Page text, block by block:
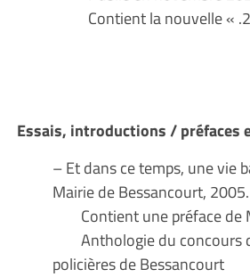
Contient la nouvelle «
Essais, introductions / préfaces
– Et dans ce temps, une vie
Mairie de Bessancourt, 2005.
Contient une préface de
Anthologie du concours
policières de Bessancourt